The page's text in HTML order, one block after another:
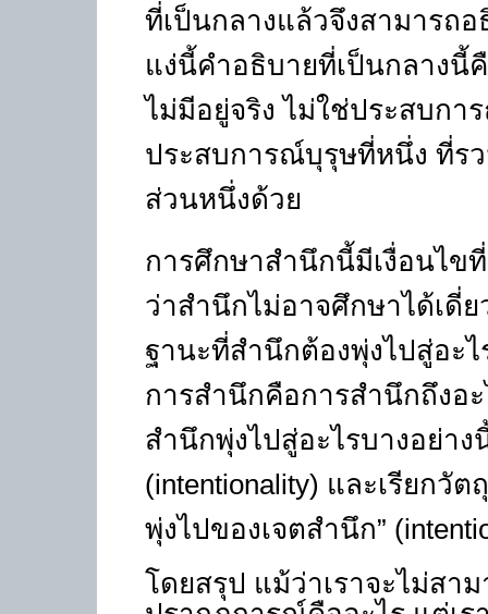
ที่เป็นกลางแล้วจึงสามารถ
แง่นี้คำอธิบายที่เป็นกลาง
ไม่มีอยู่จริง ไม่ใช่ประสบก
ประสบการณ์บุรุษที่หนึ่ง ที่ร
ส่วนหนึ่งด้วย
การศึกษาสำนึกนี้มีเงื่อนไข
ว่าสำนึกไม่อาจศึกษาได้เดี่
ฐานะที่สำนึกต้องพุ่งไปสู่อะ
การสำนึกคือการสำนึกถึงอะ
สำนึกพุ่งไปสู่อะไรบางอย่าง
(intentionality) และเรียกวัต
พุ่งไปของเจตสำนึก”
โดยสรุป แม้ว่าเราจะไม่สา